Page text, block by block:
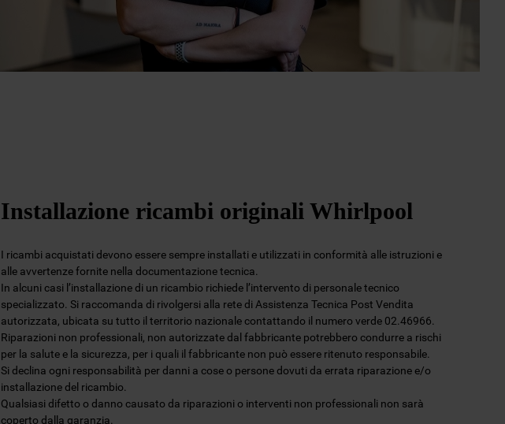
Installazione ricambi originali Whirlpool
I ricambi acquistati devono essere sempre installati e utilizzati in conformità alle istruzioni e
alle avvertenze fornite nella documentazione tecnica.
In alcuni casi l’installazione di un ricambio richiede l’intervento di personale tecnico
specializzato. Si raccomanda di rivolgersi alla rete di Assistenza Tecnica Post Vendita
autorizzata, ubicata su tutto il territorio nazionale contattando il numero verde 02.46966.
Riparazioni non professionali, non autorizzate dal fabbricante potrebbero condurre a rischi
per la salute e la sicurezza, per i quali il fabbricante non può essere ritenuto responsabile.
Si declina ogni responsabilità per danni a cose o persone dovuti da errata riparazione e/o
installazione del ricambio.
Qualsiasi difetto o danno causato da riparazioni o interventi non professionali non sarà
coperto dalla garanzia.